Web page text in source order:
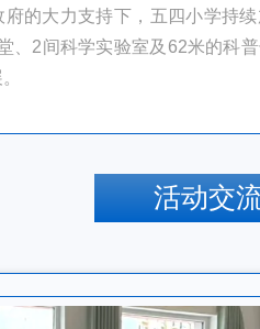
的大力支持下，五四小学持
、2间科学实验室及62米的科
活动交